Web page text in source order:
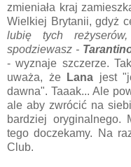
zmieniała kraj
Wielkiej Brytanii, gdyż
lubię tych
spodziewasz -
- wyznaje szczerze.
uważa, że
Lana jest
dawna". Taaak... Ale
ale aby zwrócić na
bardziej
tego doczekamy. Na
Club.